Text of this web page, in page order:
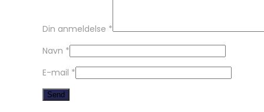
Din anmeldelse *
Navn *
E-mail *